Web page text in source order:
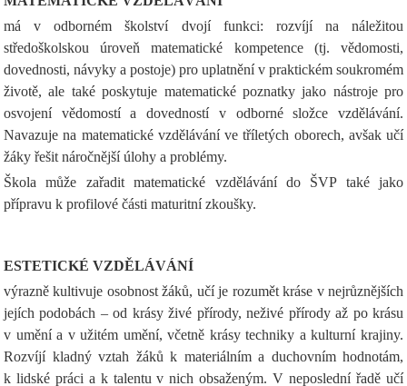
má v odborném školství dvojí funkci: rozvíjí na náležitou
středoškolskou úroveň matematické kompetence (tj. vědomosti,
dovednosti, návyky a postoje) pro uplatnění v praktickém soukromém
životě, ale také poskytuje matematické poznatky jako nástroje pro
osvojení vědomostí a dovedností v odborné složce vzdělávání.
Navazuje na matematické vzdělávání ve tříletých oborech, avšak učí
žáky řešit náročnější úlohy a problémy.
Škola může zařadit matematické vzdělávání do ŠVP také jako
přípravu k profilové části maturitní zkoušky.
ESTETICKÉ VZDĚLÁVÁNÍ
výrazně kultivuje osobnost žáků, učí je rozumět kráse v nejrůznějších
jejích podobách – od krásy živé přírody, neživé přírody až po krásu
v umění a v užitém umění, včetně krásy techniky a kulturní krajiny.
Rozvíjí kladný vztah žáků k materiálním a duchovním hodnotám,
k lidské práci a k talentu v nich obsaženým. V neposlední řadě učí